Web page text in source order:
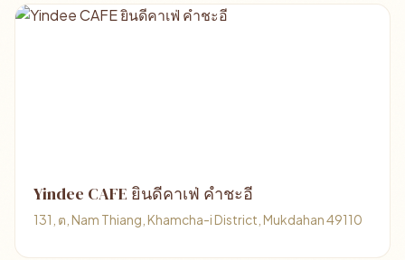
Yindee CAFE ยินดีคาเฟ่ คำชะอี
131, ต, Nam Thiang, Khamcha-i District, Mukdahan 49110